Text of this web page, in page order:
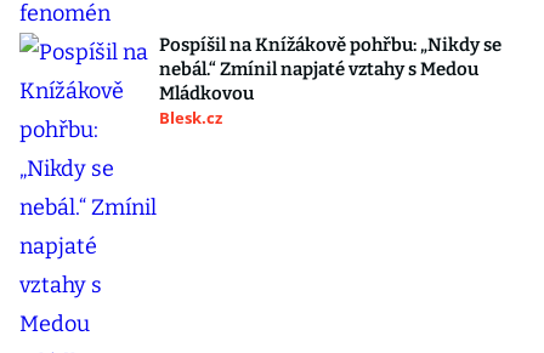
Pospíšil na Knížákově pohřbu: „Nikdy se
nebál.“ Zmínil napjaté vztahy s Medou
Mládkovou
Blesk.cz